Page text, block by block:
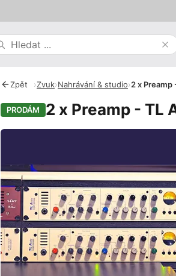
Zpět ›Zvuk›Nahrávání & studio›2 x Preamp
PRODÁM 2 x Preamp - TL
Fotografie